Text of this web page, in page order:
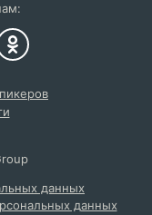
данных
данных